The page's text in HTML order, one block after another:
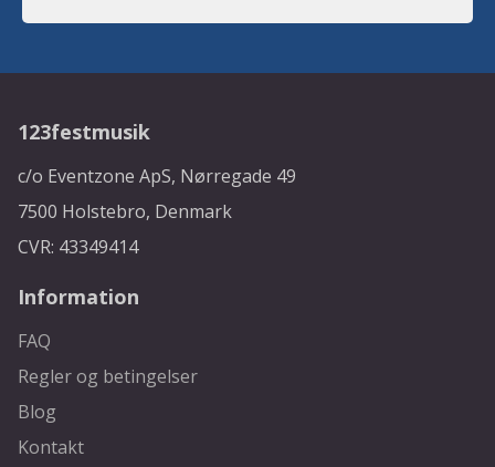
123festmusik
c/o Eventzone ApS, Nørregade 49
7500 Holstebro, Denmark
CVR: 43349414
Information
FAQ
Regler og betingelser
Blog
Kontakt